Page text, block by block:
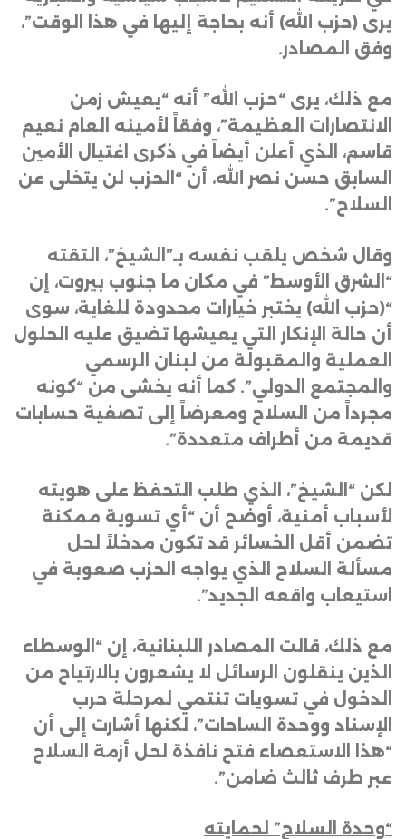
يرى (حزب الله) أنه بحاجة إليها في هذا الوقت”،
وفق المصادر.
مع ذلك، يرى “حزب الله” أنه “يعيش زمن
الانتصارات العظيمة”، وفقاً لأمينه العام نعيم
قاسم، الذي أعلن أيضاً في ذكرى اغتيال الأمين
السابق حسن نصر الله، أن “الحزب لن يتخلى عن
السلاح”.
وقال شخص يلقب نفسه بـ”الشيخ”، التقته
“الشرق الأوسط” في مكان ما جنوب بيروت، إن
“(حزب الله) يختبر خيارات محدودة للغاية، سوى
أن حالة الإنكار التي يعيشها تضيق عليه الحلول
العملية والمقبولة من لبنان الرسمي
والمجتمع الدولي”. كما أنه يخشى من “كونه
مجرداً من السلاح ومعرضاً إلى تصفية حسابات
قديمة من أطراف متعددة”.
لكن “الشيخ”، الذي طلب التحفظ على هويته
لأسباب أمنية، أوضح أن “أي تسوية ممكنة
تضمن أقل الخسائر قد تكون مدخلاً لحل
مسألة السلاح الذي يواجه الحزب صعوبة في
استيعاب واقعه الجديد”.
مع ذلك، قالت المصادر اللبنانية، إن “الوسطاء
الذين ينقلون الرسائل لا يشعرون بالارتياح من
الدخول في تسويات تنتمي لمرحلة حرب
الإسناد ووحدة الساحات”، لكنها أشارت إلى أن
“هذا الاستعصاء فتح نافذة لحل أزمة السلاح
عبر طرف ثالث ضامن”.
“وحدة السلاح” لحمايته